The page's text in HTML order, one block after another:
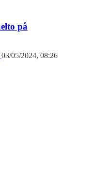
på
03/05/2024, 08:26